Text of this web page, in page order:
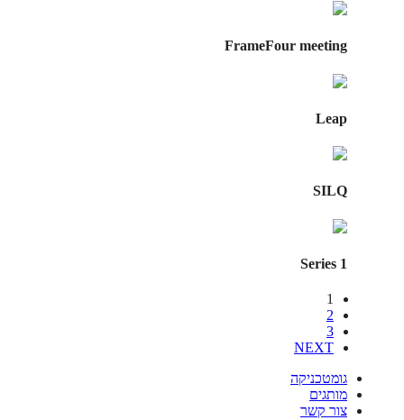
FrameFour meeting
Leap
SILQ
Series 1
1
2
3
NEXT
גומטכניקה
מותגים
צור קשר